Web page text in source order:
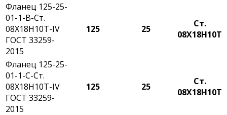
Фланец 125-25-
01-1-B-Ст.
08Х18Н10Т-IV
ГОСТ 33259-
2015
125 25
Ст.
08Х18Н10Т
Фланец 125-25-
01-1-С-Ст.
08Х18Н10Т-IV
ГОСТ 33259-
2015
125 25
Ст.
08Х18Н10Т